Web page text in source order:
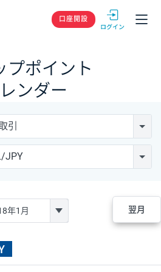
GMOクリック
口座開設
プポイント
ンダー
引
JPY
翌月